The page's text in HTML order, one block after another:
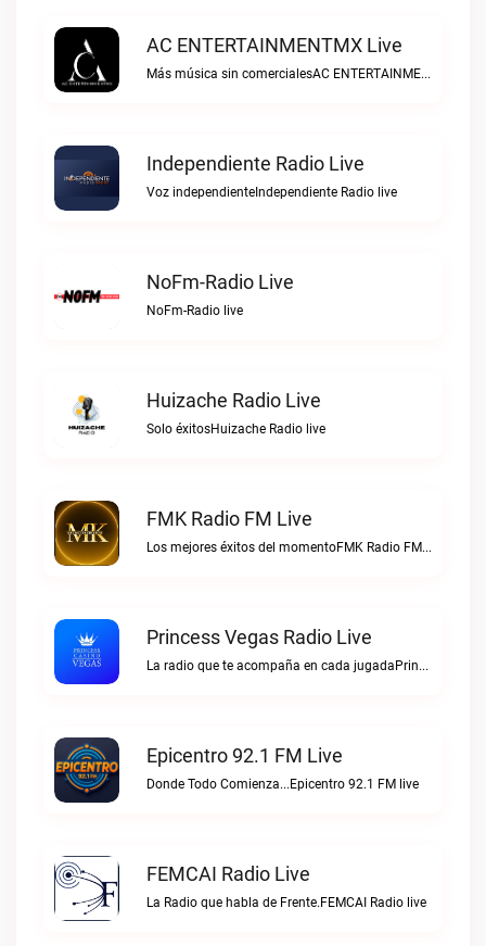
AC ENTERTAINMENTMX Live
Más música sin comercialesAC ENTERTAINMENTMX live
Independiente Radio Live
Voz independienteIndependiente Radio live
NoFm-Radio Live
NoFm-Radio live
Huizache Radio Live
Solo éxitosHuizache Radio live
FMK Radio FM Live
Los mejores éxitos del momentoFMK Radio FM live
Princess Vegas Radio Live
La radio que te acompaña en cada jugadaPrincess Vegas Radio live
Epicentro 92.1 FM Live
Donde Todo Comienza...Epicentro 92.1 FM live
FEMCAI Radio Live
La Radio que habla de Frente.FEMCAI Radio live